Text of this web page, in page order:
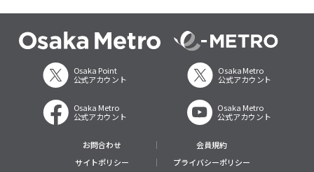
Osaka Point
公式アカウント
Osaka Metro
公式アカウント
Osaka Metro
公式アカウント
Osaka Metro
公式アカウント
お問合わせ
会員規約
サイトポリシー
プライバシーポリシー